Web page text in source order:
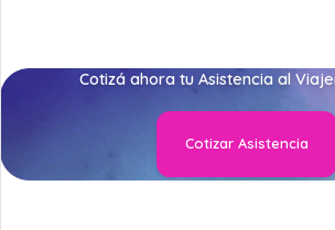
Cotizá ahora tu Asistencia al
Cotizar Asistencia